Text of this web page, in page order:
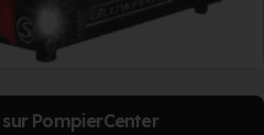
PompierCenter